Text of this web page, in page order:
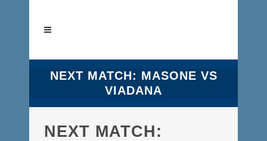
NEXT MATCH: MASONE VS
VIADANA
NEXT MATCH: